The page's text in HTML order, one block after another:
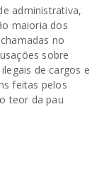
administrativa,
maioria dos
no
sobre
de cargos e
feitas pelos
teor da pau